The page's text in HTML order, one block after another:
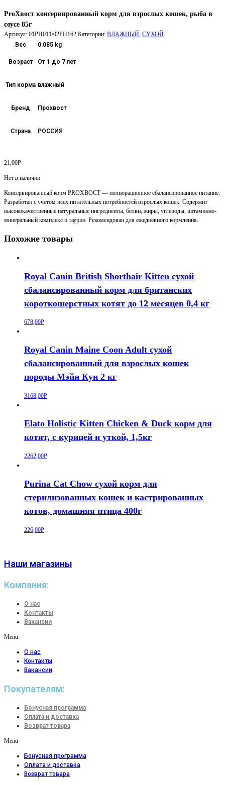
ProХвост консервированный корм для взрослых кошек, рыба в
соусе 85г
Артикул: 01РН011/02РН162 Категории: ВЛАЖНЫЙ СУХОЙ
Вес
0.085 kg
Возраст От 1 до 7 лет
Тип корма влажный
Бренд Прохвост
Страна РОССИЯ
21,00Р
Нет в наличии
Консервированный корм PROХВОСТ — полнорационное сбалансированное питание.
Разработан с учетом всех питательных потребностей взрослых кошек. Содержит
высококачественные натуральные ингредиенты, белки, жиры, углеводы, витаминно-
минеральный комплекс и таурин. Рекомендован для ежедневного кормления.
Похожие товары
Royal Canin British Shorthair Kitten сухой
сбалансированный корм для британских
короткошерстных котят до 12 месяцев 0,4 кг
678,00Р
Royal Canin Maine Coon Adult сухой
сбалансированный для взрослых кошек
породы Мэйн Кун 2 кг
3168,00Р
Elato Holistic Kitten Chicken & Duck корм для
котят, с курицей и уткой, 1,5кг
2262,00Р
Purina Cat Chow сухой корм для
стерилизованных кошек и кастрированных
котов, домашняя птица 400г
226,00Р
Наши магазины
Компания:
О нас
Контакты
Вакансии
Menu
О нас
Контакты
Вакансии
Покупателям:
Бонусная программа
Оплата и доставка
Возврат товара
Menu
Бонусная программа
Оплата и доставка
Возврат товара